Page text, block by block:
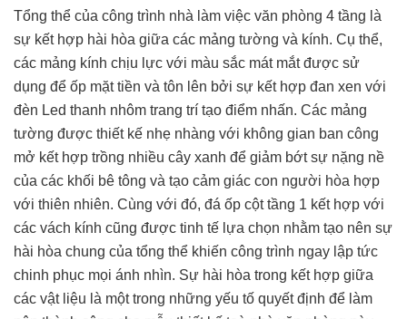
Tổng thể của công trình nhà làm việc văn phòng 4 tầng là
sự kết hợp hài hòa giữa các mảng tường và kính. Cụ thể,
các mảng kính chịu lực với màu sắc mát mắt được sử
dụng để ốp mặt tiền và tôn lên bởi sự kết hợp đan xen với
đèn Led thanh nhôm trang trí tạo điểm nhấn. Các mảng
tường được thiết kế nhẹ nhàng với không gian ban công
mở kết hợp trồng nhiều cây xanh để giảm bớt sự nặng nề
của các khối bê tông và tạo cảm giác con người hòa hợp
với thiên nhiên. Cùng với đó, đá ốp cột tầng 1 kết hợp với
các vách kính cũng được tinh tế lựa chọn nhằm tạo nên sự
hài hòa chung của tổng thể khiến công trình ngay lập tức
chinh phục mọi ánh nhìn. Sự hài hòa trong kết hợp giữa
các vật liệu là một trong những yếu tố quyết định để làm